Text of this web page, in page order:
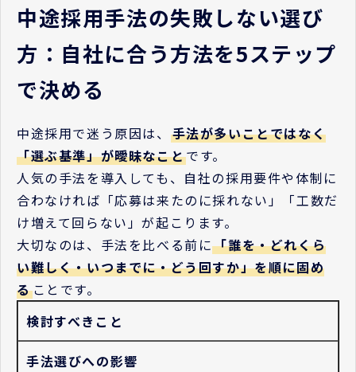
中途採用手法の失敗しない選び
方：自社に合う方法を5ステップ
で決める
中途採用で迷う原因は、 手法が多いことではなく
「選ぶ基準」が曖昧なことです。
人気の手法を導入しても、自社の採用要件や体制に
合わなければ「応募は来たのに採れない」「工数だ
け増えて回らない」が起こります。
大切なのは、手法を比べる前に「誰を・どれくら
い難しく・いつまでに・どう回すか」を順に固め
ることです。
検討すべきこと
手法選びへの影響